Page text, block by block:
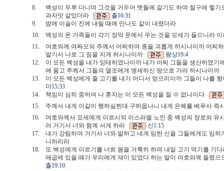
8.
백성이 두루 다니며 그것을 거두어 맷돌에 갈기도 하며 절구에 찧
과자맛 같았더라
출16:31
9.
밤에 이슬이 진에 내릴 때에 만나도 같이 내렸더라
10.
백성의 온 가족들이 각기 장막 문에서 우는 것을 모세가 들으니라
11.
여호와께 여짜오되 주께서 어찌하여 종을 괴롭게 하시나이까 어찌
맡기사 나로 그 짐을 지게 하시나이까
왕상19:4
12.
이 모든 백성을 내가 잉태하였나이까 내가 어찌 그들을 생산하였
에 품고 주께서 그들의 열조에게 맹세하신 땅으로 가라 하시나이까
13.
이 모든 백성에게 줄 고기를 내가 어디서 얻으리이까 그들이 나를
마15:33
14.
책임이 심히 중하여 나 혼자는 이 모든 백성을 질 수 없나이다
15.
주께서 내게 이같이 행하실찐대 구하옵나니 내게 은혜를 베푸사
16.
여호와께서 모세에게 이르시되 이스라엘 노인 중 백성의 장로와
러 거기서 너와 함께 서게 하라
신1:15
17.
내가 강림하여 거기서 너와 말하고 네게 임한 신을 그들에게도 임
니하리라
18.
또 백성에게 이르기를 너희 몸을 거룩히 하여 내일 고기 먹기를 기
애굽에 있을 때가 우리에게 재미 있었다 하는 말이 여호와께 들렸
출19:10